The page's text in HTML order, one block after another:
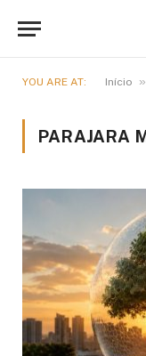
YOU ARE AT: Início »
PARAJARA